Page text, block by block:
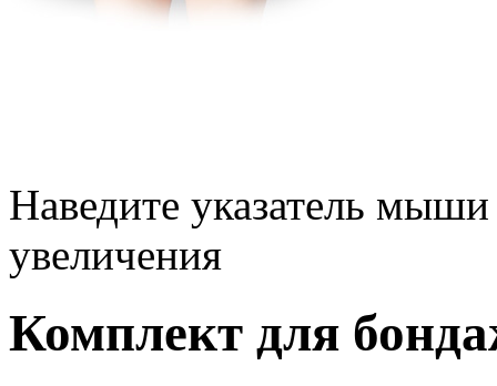
Наведите указатель
увеличения
Комплект для